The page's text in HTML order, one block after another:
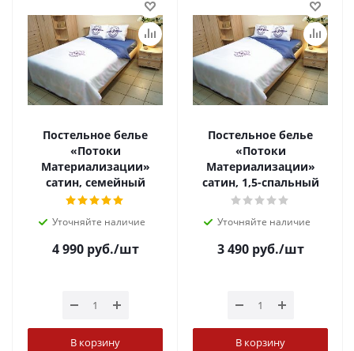
Постельное белье
«Потоки
Материализации»
сатин, семейный
Уточняйте наличие
4 990руб./шт
В корзину
Постельное белье
«Потоки
Материализации»
сатин, 1,5-спальный
Уточняйте наличие
3 490руб./шт
В корзину